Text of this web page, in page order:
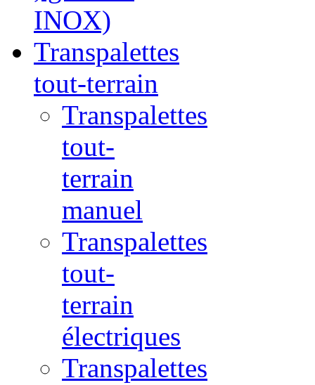
INOX)
Transpalettes
tout-terrain
Transpalettes
tout-
terrain
manuel
Transpalettes
tout-
terrain
électriques
Transpalettes